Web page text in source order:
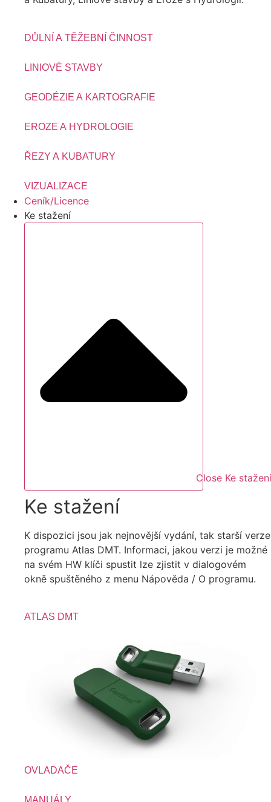
DŮLNÍ A TĚŽEBNÍ ČINNOST
LINIOVÉ STAVBY
GEODÉZIE A KARTOGRAFIE
EROZE A HYDROLOGIE
ŘEZY A KUBATURY
VIZUALIZACE
Ceník/Licence
Ke stažení
Close Ke stažení
Ke stažení
K dispozici jsou jak nejnovější vydání, tak starší verze
programu Atlas DMT. Informaci, jakou verzi je možné
na svém HW klíči spustit lze zjistit v dialogovém
okně spuštěného z menu Nápověda / O programu.
ATLAS DMT
OVLADAČE